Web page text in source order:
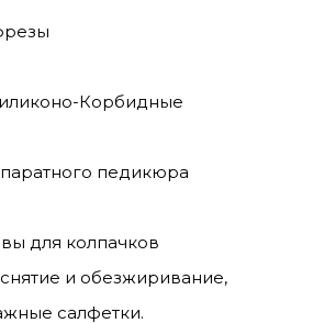
Корбидные
педикюра
для колпачков
и обезжиривание,
салфетки.